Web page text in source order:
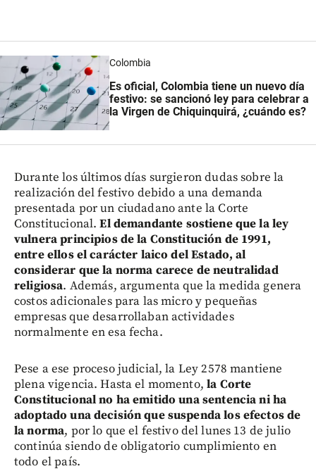
Colombia
Es oficial, Colombia tiene un nuevo día
festivo: se sancionó ley para celebrar a
la Virgen de Chiquinquirá, ¿cuándo es?
Durante los últimos días surgieron dudas sobre la
realización del festivo debido a una demanda
presentada por un ciudadano ante la Corte
Constitucional.El demandante sostiene que la ley
vulnera principios de la Constitución de 1991,
entre ellos el carácter laico del Estado, al
considerar que la norma carece de neutralidad
religiosa. Además, argumenta que la medida genera
costos adicionales para las micro y pequeñas
empresas que desarrollaban actividades
normalmente en esa fecha.
Pese a ese proceso judicial, la Ley 2578 mantiene
plena vigencia. Hasta el momento,la Corte
Constitucional no ha emitido una sentencia ni ha
adoptado una decisión que suspenda los efectos de
la norma, por lo que el festivo del lunes 13 de julio
continúa siendo de obligatorio cumplimiento en
todo el país.